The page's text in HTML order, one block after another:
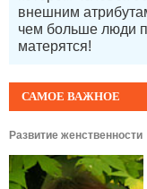
САМОЕ ВАЖНОЕ
Развитие женственности
внешним
чем больше люди
матерятся!